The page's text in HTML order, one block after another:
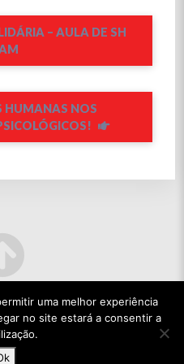
– AULA DE SH
HUMANAS NOS
RESERVADOS.
uma melhor experiência
no site estará a consentir a